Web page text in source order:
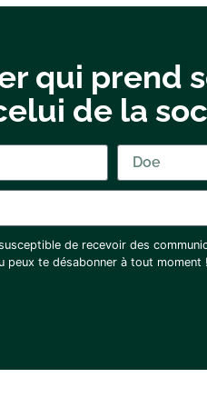
qui prend
de la
de recevoir des
peux te désabonner à tout moment !